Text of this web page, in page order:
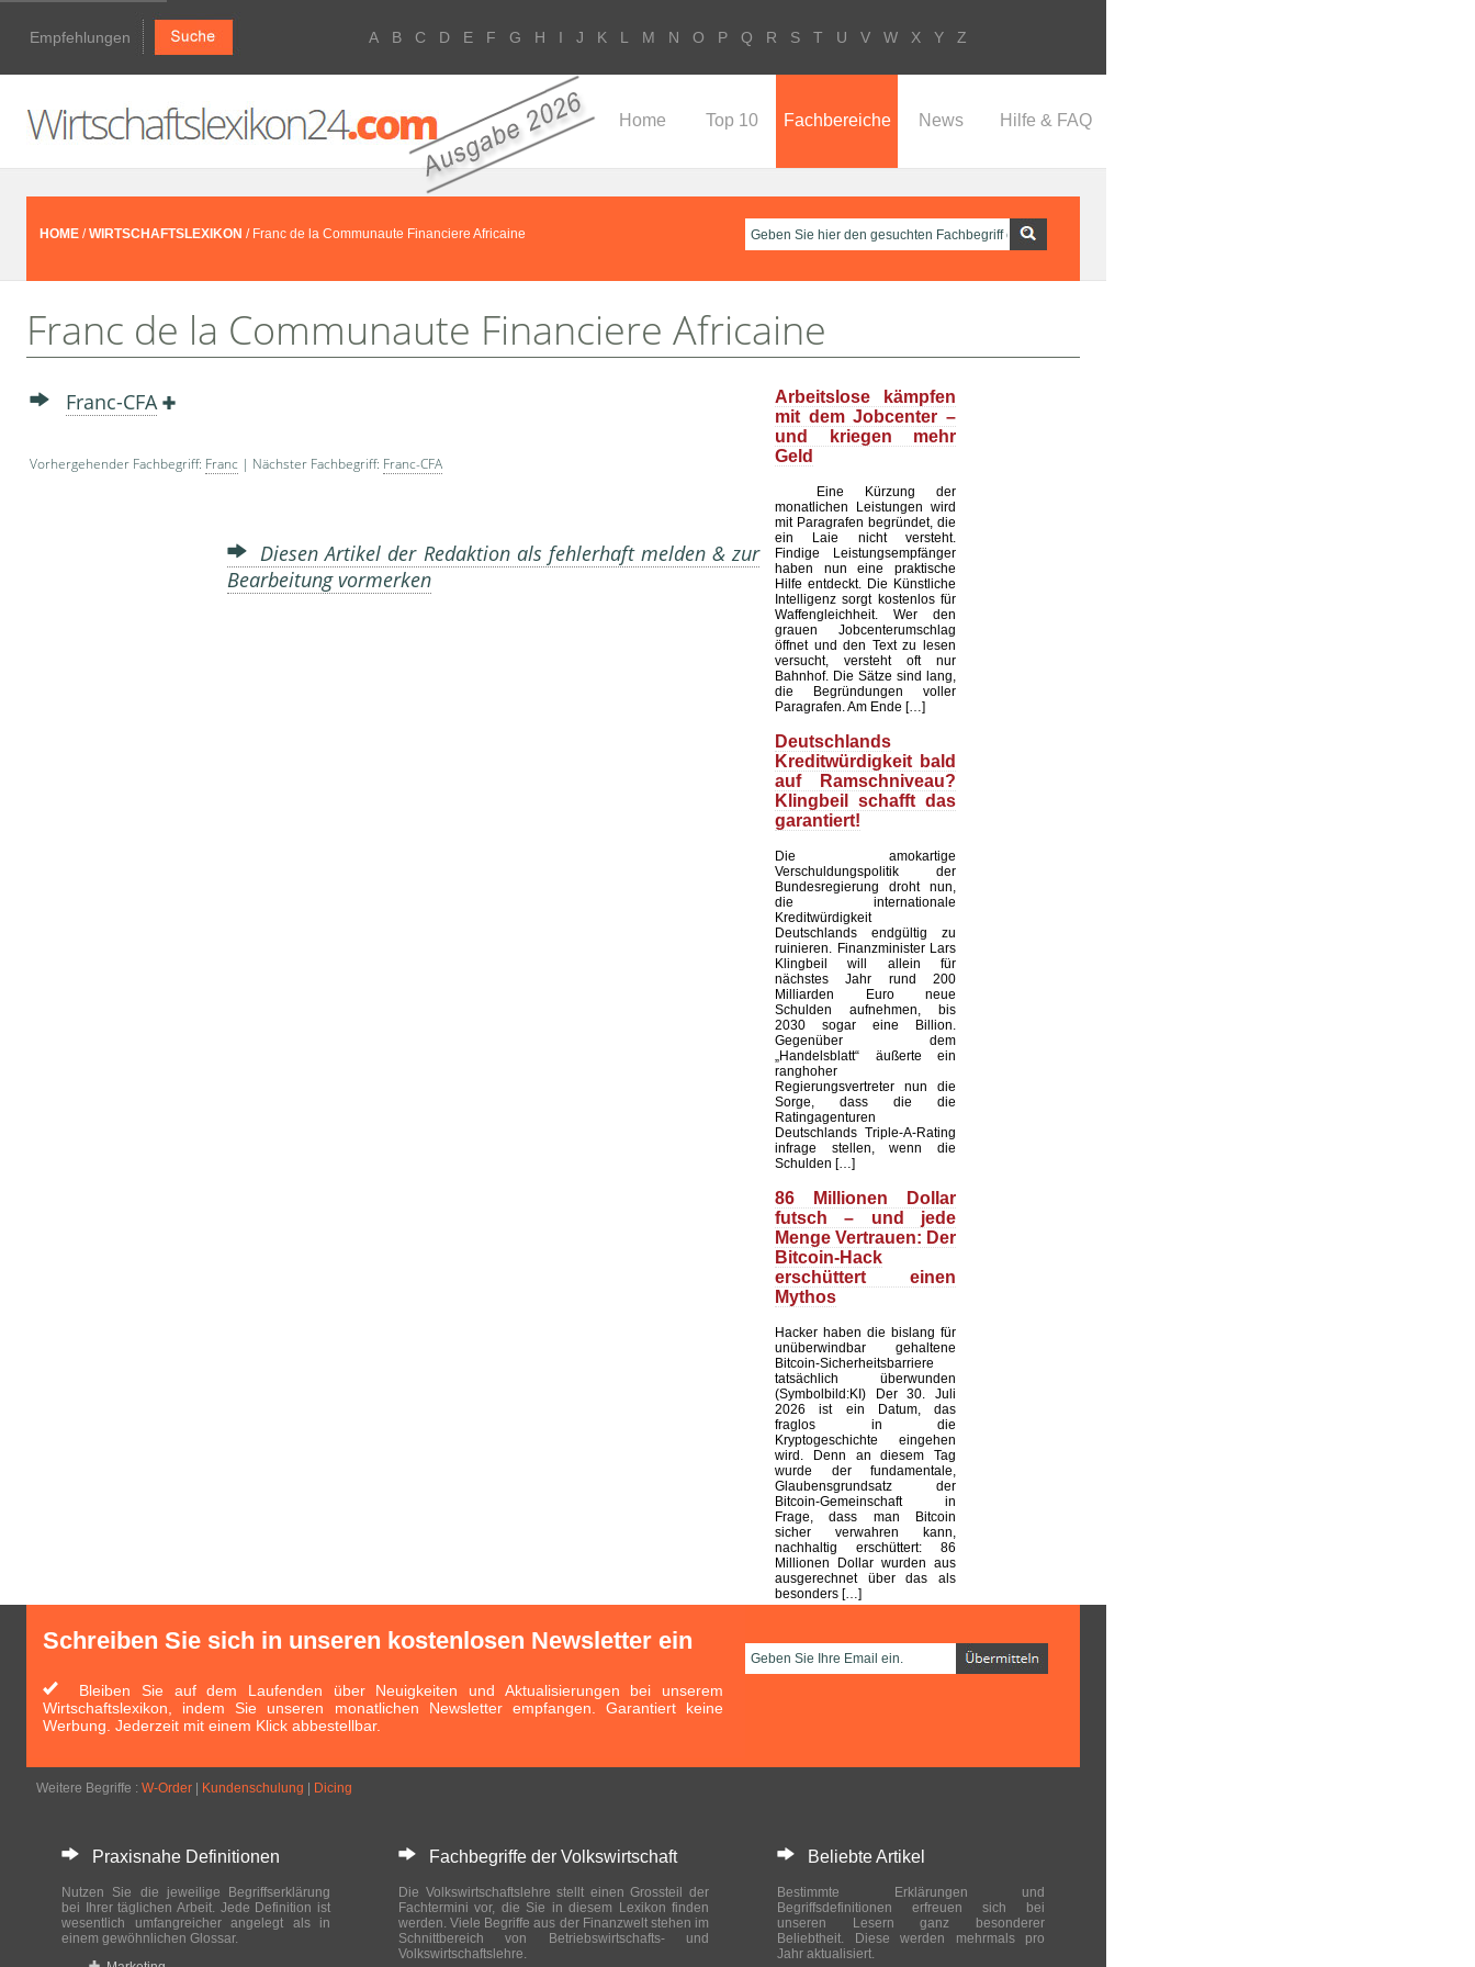
Empfehlungen A B C D E F G H I J K L M N O P Q R S T U V W X Y Z
Home Top 10 Fachbereiche News Hilfe & FAQ
HOME /WIRTSCHAFTSLEXIKON / Franc de la Communaute Financiere Africaine
Franc de la Communaute Financiere Africaine
Franc-CFA
Vorhergehender Fachbegriff: Franc | Nächster Fachbegriff: Franc-CFA
Diesen Artikel der Redaktion als fehlerhaft melden & zur
Bearbeitung vormerken
Arbeitslose kämpfen
mit dem Jobcenter –
und kriegen mehr
Geld
Eine Kürzung der
monatlichen Leistungen wird
mit Paragrafen begründet, die
ein Laie nicht versteht.
Findige Leistungsempfänger
haben nun eine praktische
Hilfe entdeckt. Die Künstliche
Intelligenz sorgt kostenlos für
Waffengleichheit. Wer den
grauen Jobcenterumschlag
öffnet und den Text zu lesen
versucht, versteht oft nur
Bahnhof. Die Sätze sind lang,
die Begründungen voller
Paragrafen. Am Ende […]
Deutschlands
Kreditwürdigkeit bald
auf Ramschniveau?
Klingbeil schafft das
garantiert!
Die amokartige
Verschuldungspolitik der
Bundesregierung droht nun,
die internationale
Kreditwürdigkeit
Deutschlands endgültig zu
ruinieren. Finanzminister Lars
Klingbeil will allein für
nächstes Jahr rund 200
Milliarden Euro neue
Schulden aufnehmen, bis
2030 sogar eine Billion.
Gegenüber dem
„Handelsblatt“ äußerte ein
ranghoher
Regierungsvertreter nun die
Sorge, dass die die
Ratingagenturen
Deutschlands Triple-A-Rating
infrage stellen, wenn die
Schulden […]
86 Millionen Dollar
futsch – und jede
Menge Vertrauen: Der
Bitcoin-Hack
erschüttert einen
Mythos
Hacker haben die bislang für
unüberwindbar gehaltene
Bitcoin-Sicherheitsbarriere
tatsächlich überwunden
(Symbolbild:KI) Der 30. Juli
2026 ist ein Datum, das
fraglos in die
Kryptogeschichte eingehen
wird. Denn an diesem Tag
wurde der fundamentale,
Glaubensgrundsatz der
Bitcoin-Gemeinschaft in
Frage, dass man Bitcoin
sicher verwahren kann,
nachhaltig erschüttert: 86
Millionen Dollar wurden aus
ausgerechnet über das als
besonders […]
Schreiben Sie sich in unseren kostenlosen Newsletter ein
Bleiben Sie auf dem Laufenden über Neuigkeiten und Aktualisierungen bei unserem
Wirtschaftslexikon, indem Sie unseren monatlichen Newsletter empfangen. Garantiert keine
Werbung. Jederzeit mit einem Klick abbestellbar.
Weitere Begriffe : W-Order Kundenschulung Dicing
Praxisnahe Definitionen
Nutzen Sie die jeweilige Begriffserklärung
bei Ihrer täglichen Arbeit. Jede Definition ist
wesentlich umfangreicher angelegt als in
einem gewöhnlichen Glossar.
Fachbegriffe der Volkswirtschaft
Die Volkswirtschaftslehre stellt einen Grossteil der
Fachtermini vor, die Sie in diesem Lexikon finden
werden. Viele Begriffe aus der Finanzwelt stehen im
Schnittbereich von Betriebswirtschafts- und
Volkswirtschaftslehre.
Beliebte Artikel
Bestimmte Erklärungen und
Begriffsdefinitionen erfreuen sich bei
unseren Lesern ganz besonderer
Beliebtheit. Diese werden mehrmals pro
Jahr aktualisiert.